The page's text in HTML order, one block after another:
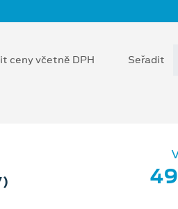
ceny včetně DPH Seřadit